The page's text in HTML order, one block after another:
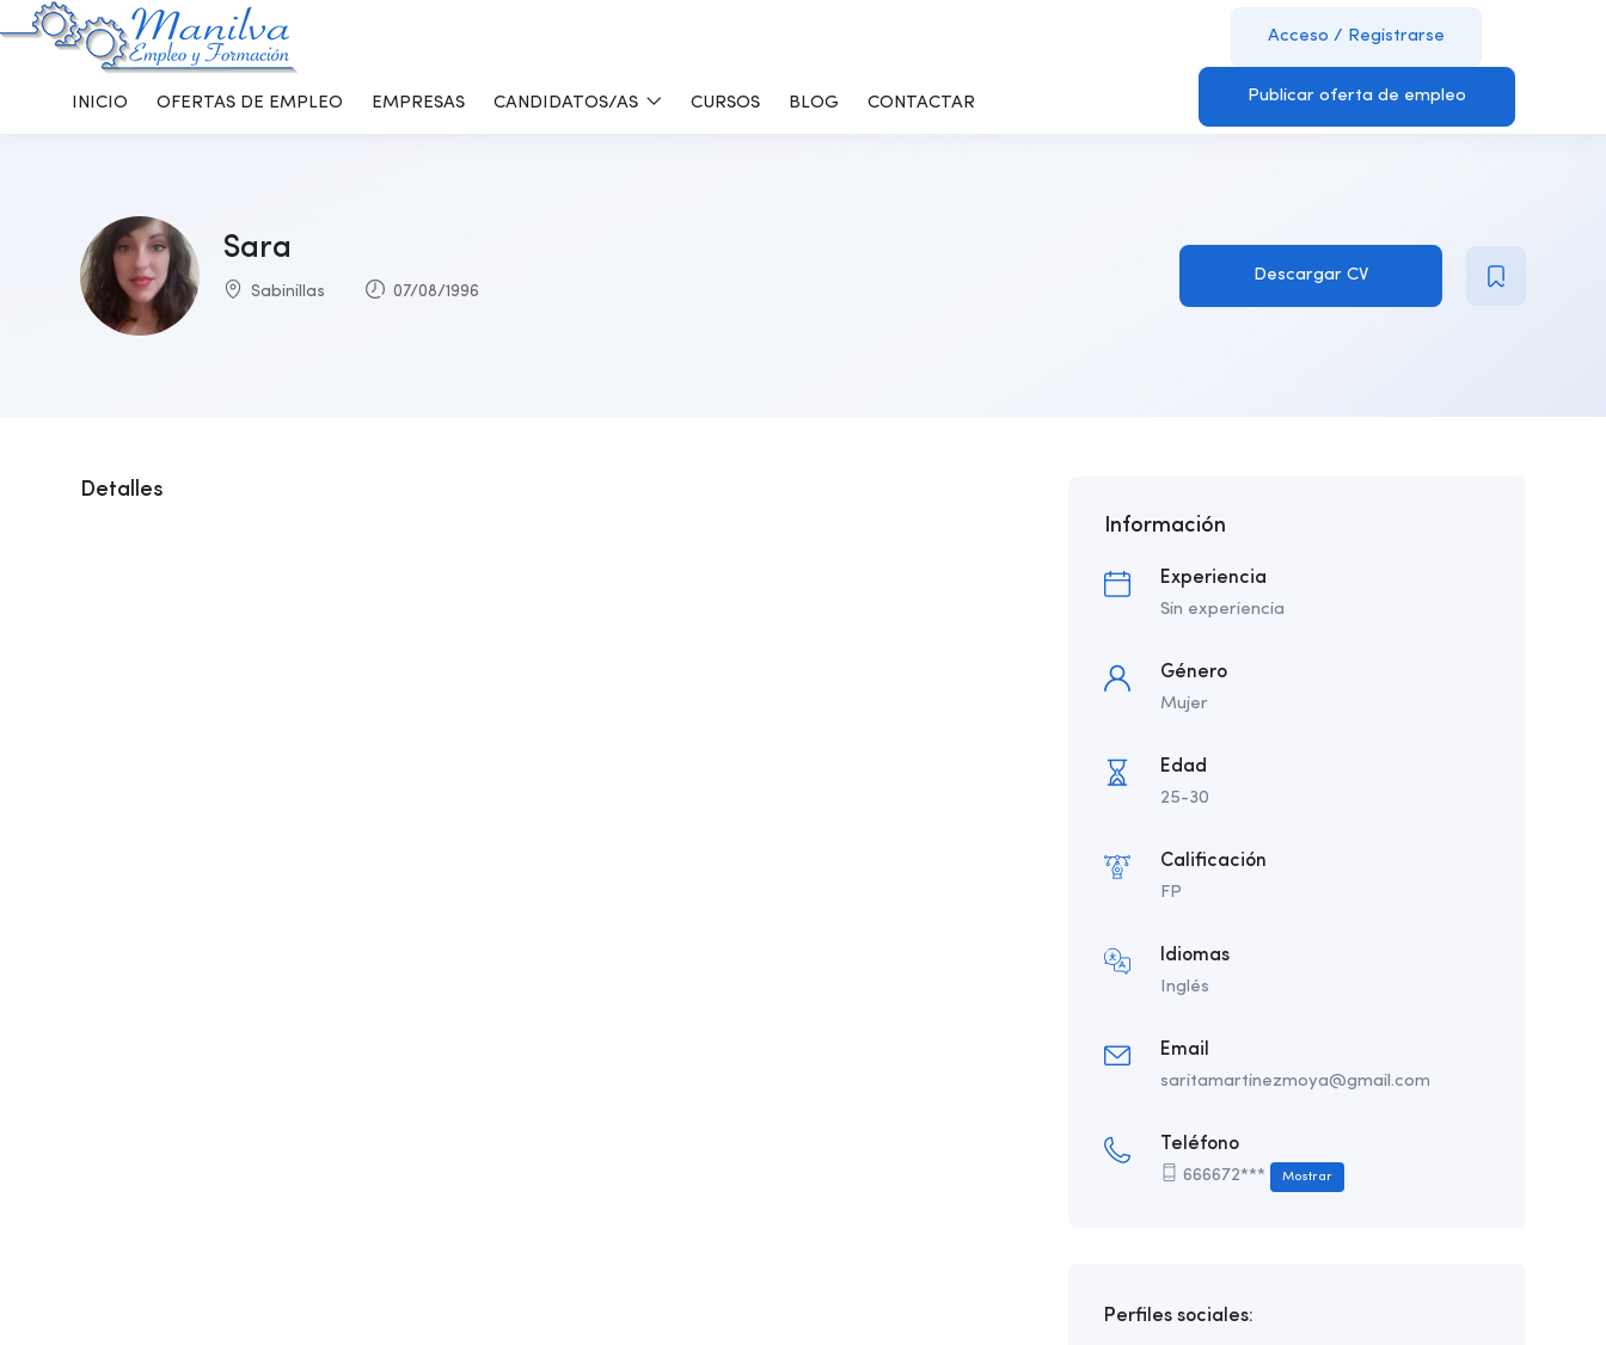
INICIO OFERTAS DE EMPLEO EMPRESAS CANDIDATOS/AS CURSOS BLOG CONTACTAR
Acceso / Registrarse
Publicar oferta de empleo
Sara
Sabinillas 07/08/1996
Descargar CV
Detalles
Información
Experiencia
Sin experiencia
Género
Mujer
Edad
25-30
Calificación
FP
Idiomas
Inglés
Email
saritamartinezmoya@gmail.com
Teléfono
666672*** Mostrar
Perfiles sociales: